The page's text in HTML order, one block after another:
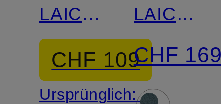
LAICA
mit
Cashmere
CHF 109
Ursprünglich:
LAICA
mit
CHF